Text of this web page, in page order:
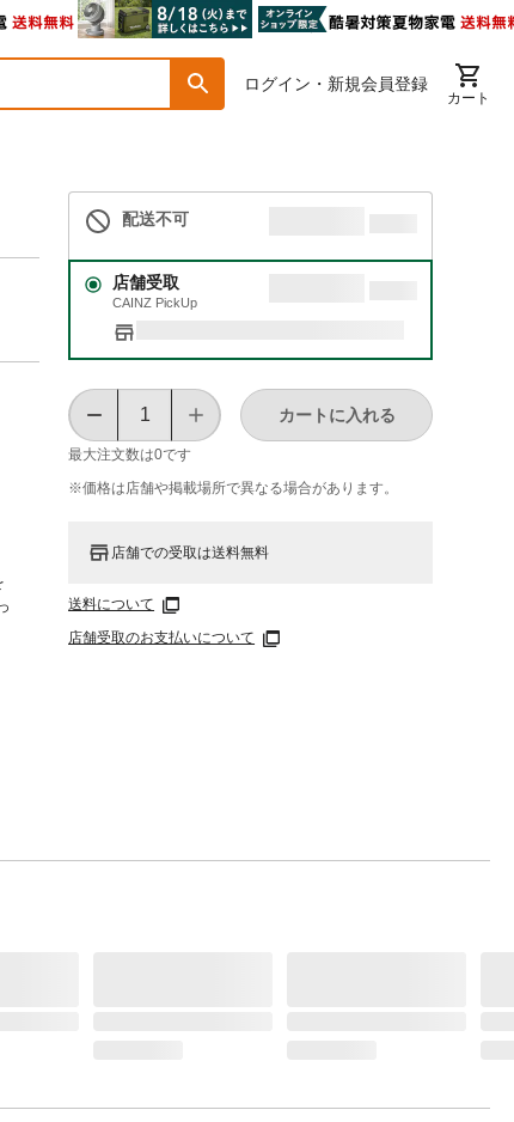
ログイン・新規会員登録
カート
配送不可
店舗受取
CAINZ PickUp
最大注文数は0です
カートに入れる
※価格は​店舗や​掲載場所で​異なる​場合が​あります。
店舗での受取は送料無料
送料について
店舗受取のお支払いについて